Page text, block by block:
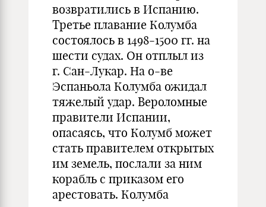
возвратились в Испанию.
Третье плавание Колумба
состоялось в 1498-1500 гг. на
шести судах. Он отплыл из
г. Сан-Лукар. На о-ве
Эспаньола Колумба ожидал
тяжелый удар. Вероломные
правители Испании,
опасаясь, что Колумб может
стать правителем открытых
им земель, послали за ним
корабль с приказом его
арестовать. Колумба